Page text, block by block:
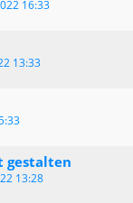
16:33
13:33
gestalten
13:28